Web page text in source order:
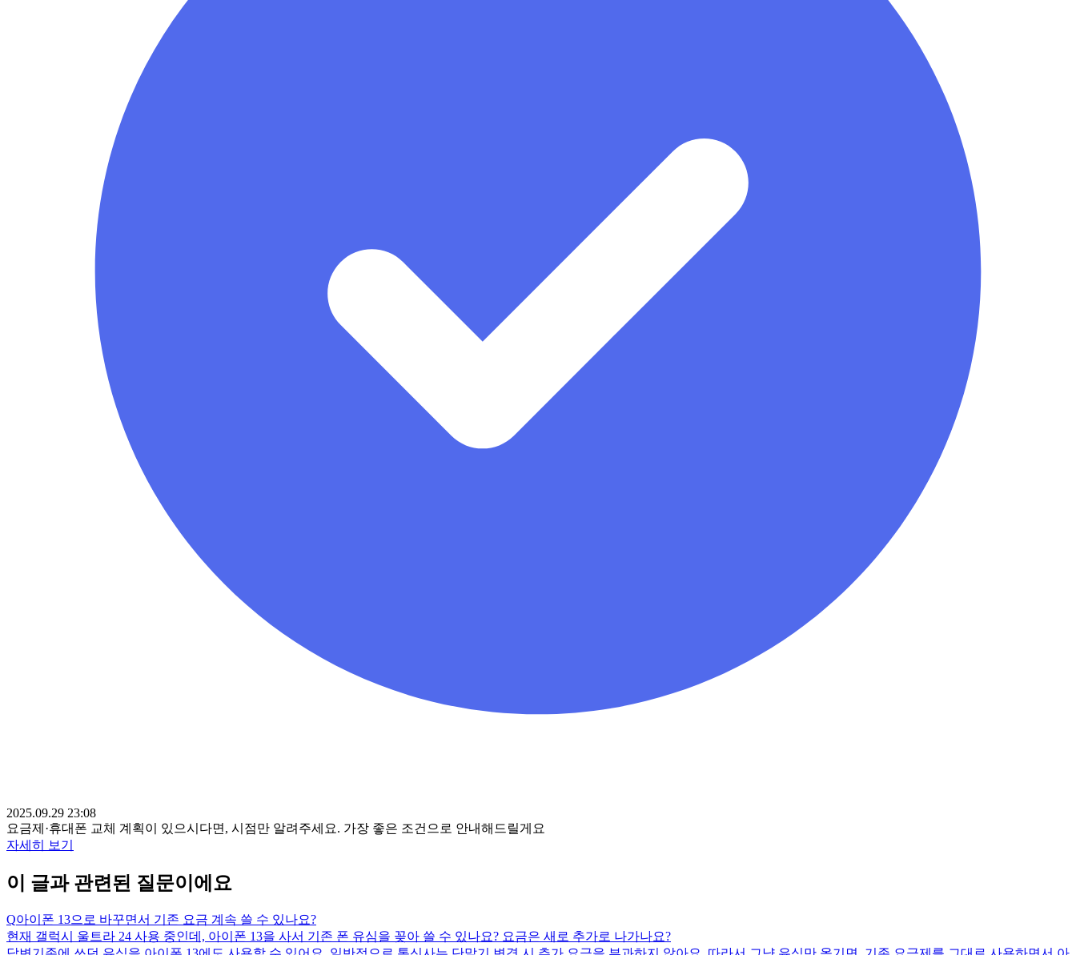
2025.09.29 23:08
요금제·휴대폰 교체 계획이 있으시다면, 시점만 알려주세요. 가장 좋은 조건으로 안내해드릴게요
자세히 보기
이 글과 관련된 질문이에요
Q아이폰 13으로 바꾸면서 기존 요금 계속 쓸 수 있나요?
현재 갤럭시 울트라 24 사용 중인데, 아이폰 13을 사서 기존 폰 유심을 꽂아 쓸 수 있나요? 요금은 새로 추가로 나가나요?